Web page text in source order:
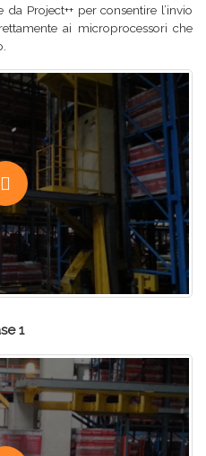
Project++ per consentire l’invio
ai microprocessori che
1